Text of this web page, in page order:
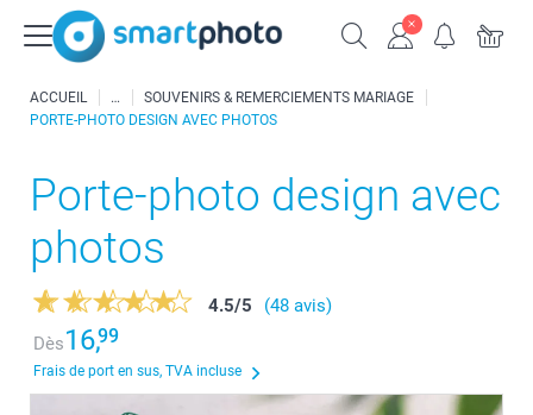
ACCUEIL
SOUVENIRS & REMERCIEMENTS MARIAGE
PORTE-PHOTO DESIGN AVEC PHOTOS
Porte-photo design avec
photos
4.5/5
(48 avis)
Dès16,99
Frais de port en sus, TVA incluse